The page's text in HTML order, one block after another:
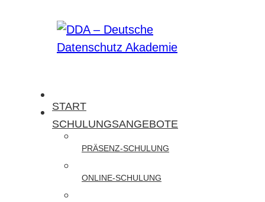
DDA
Deutsche
Akademie
START
SCHULUNGSANGEBOTE
PRÄSENZ-SCHULUNG
ONLINE-SCHULUNG